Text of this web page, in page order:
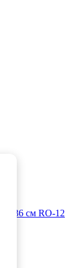
х 36 см RO-12